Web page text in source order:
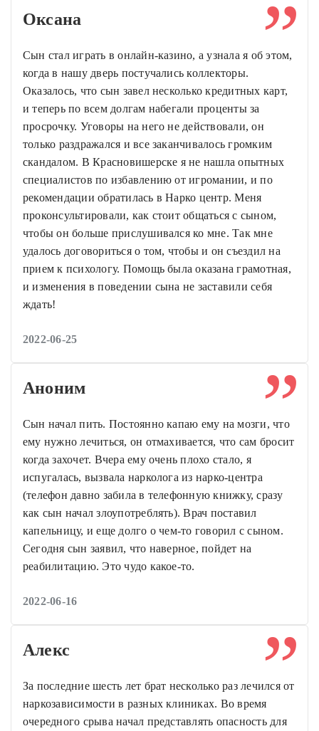
Оксана
Сын стал играть в онлайн-казино, а узнала я об этом,
когда в нашу дверь постучались коллекторы.
Оказалось, что сын завел несколько кредитных карт,
и теперь по всем долгам набегали проценты за
просрочку. Уговоры на него не действовали, он
только раздражался и все заканчивалось громким
скандалом. В Красновишерске я не нашла опытных
специалистов по избавлению от игромании, и по
рекомендации обратилась в Нарко центр. Меня
проконсультировали, как стоит общаться с сыном,
чтобы он больше прислушивался ко мне. Так мне
удалось договориться о том, чтобы и он съездил на
прием к психологу. Помощь была оказана грамотная,
и изменения в поведении сына не заставили себя
ждать!
2022-06-25
Аноним
Сын начал пить. Постоянно капаю ему на мозги, что
ему нужно лечиться, он отмахивается, что сам бросит
когда захочет. Вчера ему очень плохо стало, я
испугалась, вызвала нарколога из нарко-центра
(телефон давно забила в телефонную книжку, сразу
как сын начал злоупотреблять). Врач поставил
капельницу, и еще долго о чем-то говорил с сыном.
Сегодня сын заявил, что наверное, пойдет на
реабилитацию. Это чудо какое-то.
2022-06-16
Алекс
За последние шесть лет брат несколько раз лечился от
наркозависимости в разных клиниках. Во время
очередного срыва начал представлять опасность для